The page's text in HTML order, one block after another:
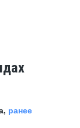
ранее